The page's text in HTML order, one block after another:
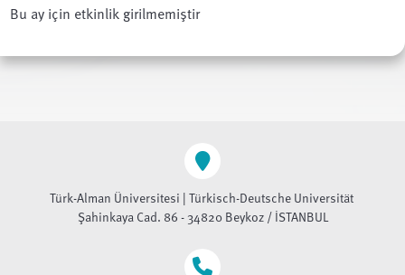
Bu ay için etkinlik girilmemiştir
Türk-Alman Üniversitesi | Türkisch-Deutsche Universität
Şahinkaya Cad. 86 - 34820 Beykoz / İSTANBUL